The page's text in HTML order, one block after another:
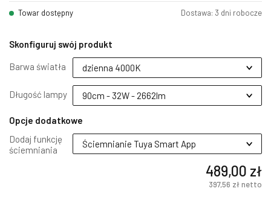
Towar dostępny Dostawa: 3 dni robocze
Skonfiguruj swój produkt
Barwa światła
Długość lampy
Opcje dodatkowe
Dodaj funkcję
ściemniania
489,00 zł
397,56 złnetto